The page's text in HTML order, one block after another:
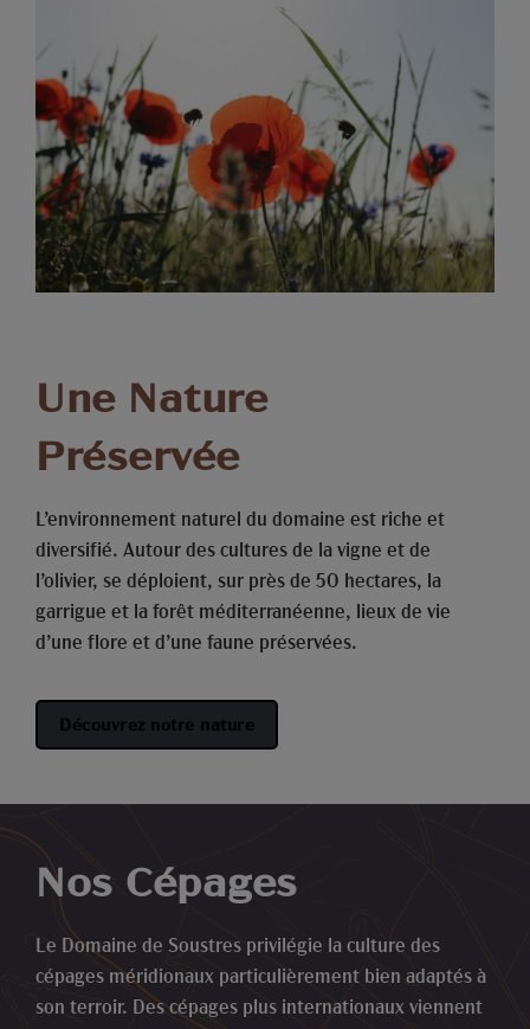
Une Nature
Préservée
L’environnement naturel du domaine est riche et
diversifié. Autour des cultures de la vigne et de
l’olivier, se déploient, sur près de 50 hectares, la
garrigue et la forêt méditerranéenne, lieux de vie
d’une flore et d’une faune préservées.
Découvrez notre nature
Nos Cépages
Le Domaine de Soustres privilégie la culture des
cépages méridionaux particulièrement bien adaptés à
son terroir. Des cépages plus internationaux viennent